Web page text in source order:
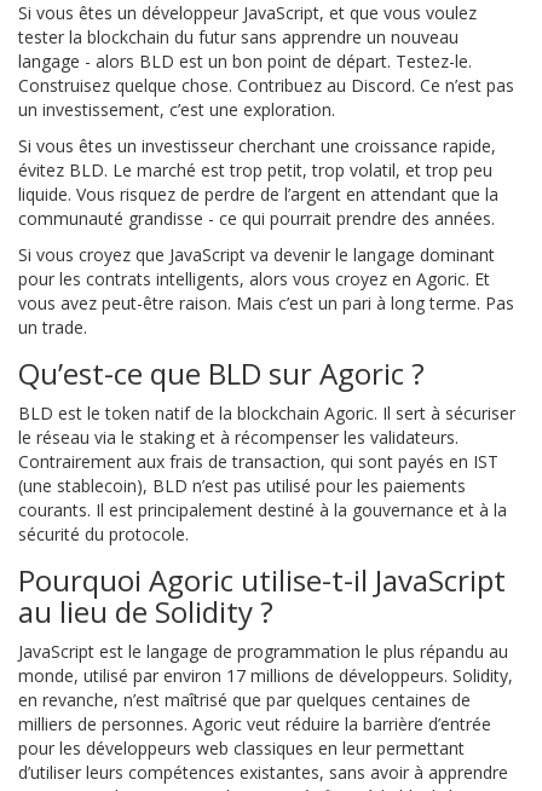
Si vous êtes un développeur JavaScript, et que vous voulez
tester la blockchain du futur sans apprendre un nouveau
langage - alors BLD est un bon point de départ. Testez-le.
Construisez quelque chose. Contribuez au Discord. Ce n’est pas
un investissement, c’est une exploration.
Si vous êtes un investisseur cherchant une croissance rapide,
évitez BLD. Le marché est trop petit, trop volatil, et trop peu
liquide. Vous risquez de perdre de l’argent en attendant que la
communauté grandisse - ce qui pourrait prendre des années.
Si vous croyez que JavaScript va devenir le langage dominant
pour les contrats intelligents, alors vous croyez en Agoric. Et
vous avez peut-être raison. Mais c’est un pari à long terme. Pas
un trade.
Qu’est-ce que BLD sur Agoric ?
BLD est le token natif de la blockchain Agoric. Il sert à sécuriser
le réseau via le staking et à récompenser les validateurs.
Contrairement aux frais de transaction, qui sont payés en IST
(une stablecoin), BLD n’est pas utilisé pour les paiements
courants. Il est principalement destiné à la gouvernance et à la
sécurité du protocole.
Pourquoi Agoric utilise-t-il JavaScript
au lieu de Solidity ?
JavaScript est le langage de programmation le plus répandu au
monde, utilisé par environ 17 millions de développeurs. Solidity,
en revanche, n’est maîtrisé que par quelques centaines de
milliers de personnes. Agoric veut réduire la barrière d’entrée
pour les développeurs web classiques en leur permettant
d’utiliser leurs compétences existantes, sans avoir à apprendre